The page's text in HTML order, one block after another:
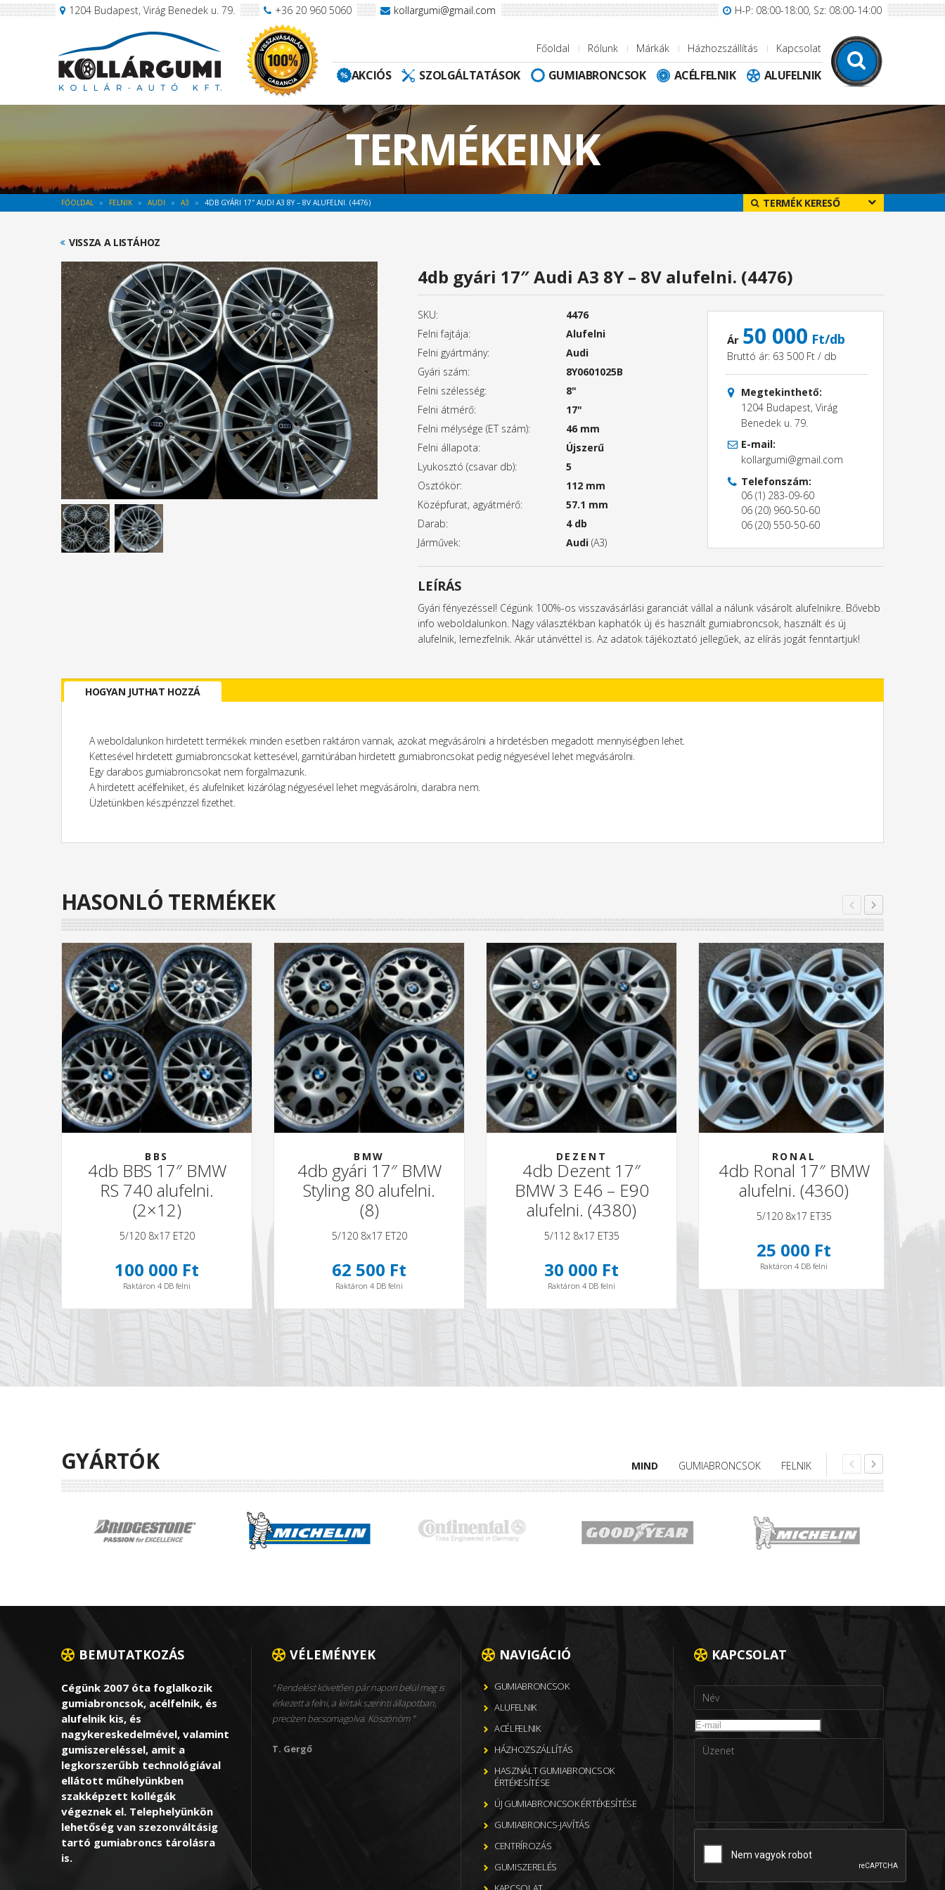
1204 Budapest, Virág Benedek u. 79. +36 20 960 5060 kollargumi@gmail.com H-P: 08:00-18:00, Sz: 08:00-14:00
Főoldal Rólunk Márkák Házhozszállítás Kapcsolat
AKCIÓS SZOLGÁLTATÁSOK GUMIABRONCSOK ACÉLFELNIK ALUFELNIK
TERMÉKEINK
FŐOLDAL FELNIK AUDI A3 4DB GYÁRI 17″ AUDI A3 8Y – 8V ALUFELNI. (4476) TERMÉK KERESŐ
VISSZA A LISTÁHOZ
4db gyári 17″ Audi A3 8Y – 8V alufelni. (4476)
SKU:
4476
Felni fajtája:
Alufelni
Felni gyártmány:
Audi
Gyári szám:
8Y0601025B
Felni szélesség:
8"
Felni átmérő:
17"
Felni mélysége (ET szám):
46 mm
Felni állapota:
Újszerű
Lyukosztó (csavar db):
5
Osztókör:
112 mm
Középfurat, agyátmérő:
57.1 mm
Darab:
4 db
Járművek:
Audi (A3)
Ár 50 000 Ft/db
Bruttó ár: 63 500 Ft / db
Megtekinthető:
1204 Budapest, Virág
Benedek u. 79.
E-mail:
kollargumi@gmail.com
Telefonszám:
06 (1) 283-09-60
06 (20) 960-50-60
06 (20) 550-50-60
LEÍRÁS
Gyári fényezéssel! Cégünk 100%-os visszavásárlási garanciát vállal a nálunk vásárolt alufelnikre. Bővebb
info weboldalunkon. Nagy választékban kaphatók új és használt gumiabroncsok, használt és új
alufelnik, lemezfelnik. Akár utánvéttel is. Az adatok tájékoztató jellegűek, az elírás jogát fenntartjuk!
HOGYAN JUTHAT HOZZÁ
A weboldalunkon hirdetett termékek minden esetben raktáron vannak, azokat megvásárolni a hirdetésben megadott mennyiségben lehet.
Kettesével hirdetett gumiabroncsokat kettesével, garnitúrában hirdetett gumiabroncsokat pedig négyesével lehet megvásárolni.
Egy darabos gumiabroncsokat nem forgalmazunk.
A hirdetett acélfelniket, és alufelniket kizárólag négyesével lehet megvásárolni, darabra nem.
Üzletünkben készpénzzel fizethet.
HASONLÓ TERMÉKEK
BBS
4db BBS 17″ BMW
RS 740 alufelni.
(2×12)
5/120 8x17 ET20
100 000 Ft
Raktáron 4 DB felni
BMW
4db gyári 17″ BMW
Styling 80 alufelni.
(8)
5/120 8x17 ET20
62 500 Ft
Raktáron 4 DB felni
DEZENT
4db Dezent 17″
BMW 3 E46 – E90
alufelni. (4380)
5/112 8x17 ET35
30 000 Ft
Raktáron 4 DB felni
RONAL
4db Ronal 17″ BMW
alufelni. (4360)
5/120 8x17 ET35
25 000 Ft
Raktáron 4 DB felni
GYÁRTÓK MIND GUMIABRONCSOK FELNIK
BEMUTATKOZÁS
Cégünk 2007 óta foglalkozik
gumiabroncsok, acélfelnik, és
alufelnik kis, és
nagykereskedelmével, valamint
gumiszereléssel, amit a
legkorszerűbb technológiával
ellátott műhelyünkben
szakképzett kollégák
végeznek el. Telephelyünkön
lehetőség van szezonváltásig
tartó gumiabroncs tárolásra
is.
VÉLEMÉNYEK
Rendelést követően pár napon belül meg is
érkezett a felni, a leírtak szerinti állapotban,
precízen becsomagolva. Köszönöm
T. Gergő
NAVIGÁCIÓ
GUMIABRONCSOK
ALUFELNIK
ACÉLFELNIK
HÁZHOZSZÁLLÍTÁS
HASZNÁLT GUMIABRONCSOK
ÉRTÉKESÍTÉSE
ÚJ GUMIABRONCSOK ÉRTÉKESÍTÉSE
GUMIABRONCS-JAVÍTÁS
CENTRÍROZÁS
GUMISZERELÉS
KAPCSOLAT